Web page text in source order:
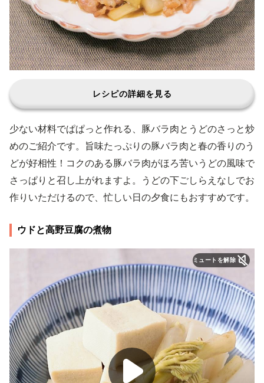
レシピの詳細を見る
少ない材料でぱぱっと作れる、豚バラ肉とうどのさっと炒
めのご紹介です。旨味たっぷりの豚バラ肉と春の香りのう
どが好相性！コクのある豚バラ肉がほろ苦いうどの風味で
さっぱりと召し上がれますよ。うどの下ごしらえなしでお
作りいただけるので、忙しい日の夕食にもおすすめです。
ウドと高野豆腐の煮物
ミュートを解除